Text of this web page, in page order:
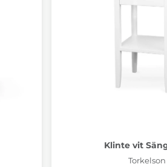
Klinte vit
Torkelson